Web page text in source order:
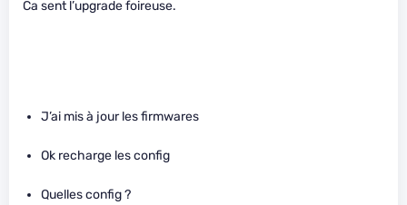
Ca sent l’upgrade foireuse.
J’ai mis à jour les firmwares
Ok recharge les config
Quelles config ?